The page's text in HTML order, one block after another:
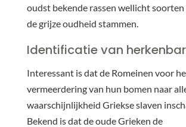
oudst bekende rassen wellicht
de grijze oudheid stammen.
Identificatie van
Interessant is dat de Romeinen voor
vermeerdering van hun bomen naar
waarschijnlijkheid Griekse slaven
Bekend is dat de oude Grieken de